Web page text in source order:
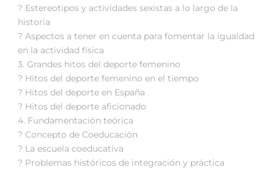
? Estereotipos y actividades sexistas a lo largo de la
historia
? Aspectos a tener en cuenta para fomentar la igualdad
en la actividad física
3. Grandes hitos del deporte femenino
? Hitos del deporte femenino en el tiempo
? Hitos del deporte en España
? Hitos del deporte aficionado
4. Fundamentación teórica
? Concepto de Coeducación
? La escuela coeducativa
? Problemas históricos de integración y práctica